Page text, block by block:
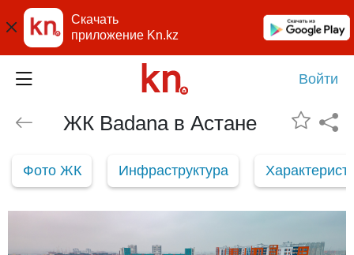
Скачать
приложение Kn.kz
Войти
ЖК Badana в Астане
Фото ЖК Инфраструктура